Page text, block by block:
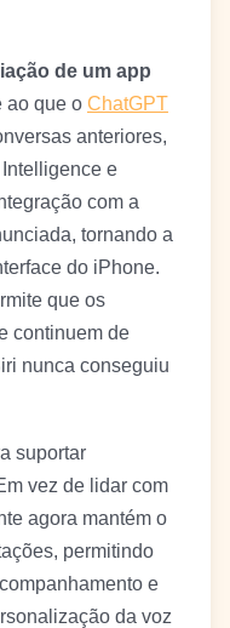
de um app
ao que o ChatGPT
anteriores,
e
com a
tornando a
do iPhone.
que os
continuem de
nunca conseguiu
suportar
vez de lidar com
agora mantém o
permitindo
e
da voz